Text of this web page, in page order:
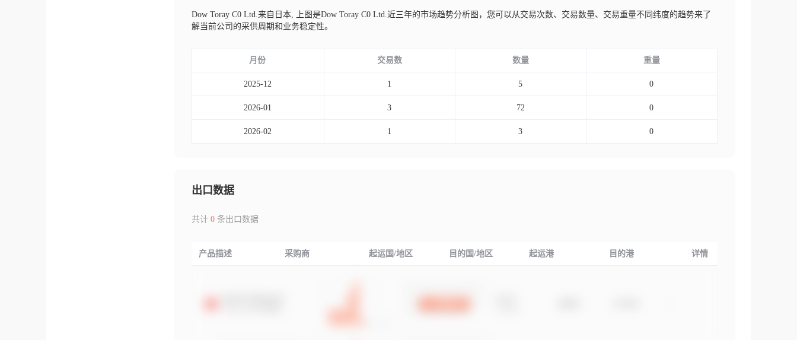
Dow Toray C0 Ltd.来自日本,
上图是Dow Toray C0 Ltd.近三年的市场趋势分析图，您可以从交易次数、交易数量、交易重量不同纬度的趋势来了
解当前公司的采供周期和业务稳定性。
月份 交易数 数量 重量
2025-12 1 5 0
2026-01 3 72 0
2026-02 1 3 0
出口数据
共计 0条出口数据
产品描述 采购商 起运国/地区 目的国/地区 起运港 目的港 详情